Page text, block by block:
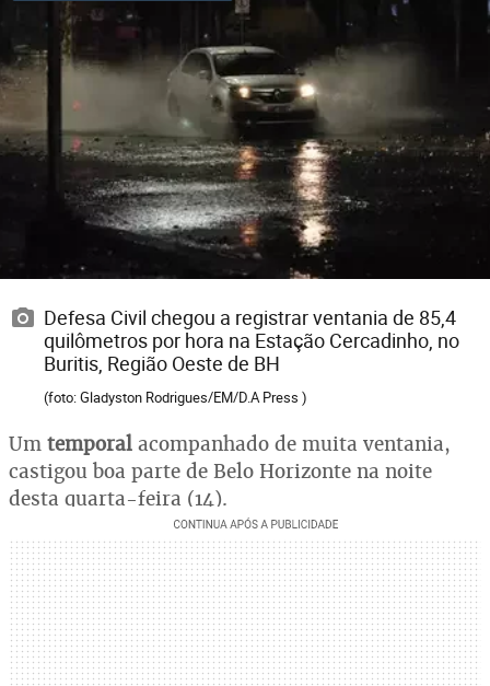
Defesa Civil chegou a registrar ventania de 85,4
quilômetros por hora na Estação Cercadinho, no
Buritis, Região Oeste de BH
(foto: Gladyston Rodrigues/EM/D.A Press )
Um temporal acompanhado de muita ventania,
castigou boa parte de Belo Horizonte na noite
desta quarta-feira (14).